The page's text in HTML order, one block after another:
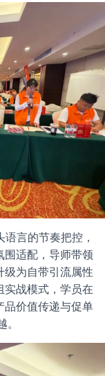
言的节奏把控，
围适配，导师带领
级为自带引流属性
实战模式，学员在
品价值传递与促单